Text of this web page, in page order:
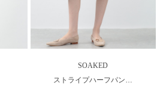
SOAKED
ストライプハーフパン…